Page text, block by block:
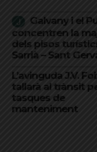
Galvany i el
concentren la
dels pisos
Sarrià – Sant
L’avinguda J.V.
tallarà al trànsit
tasques de
manteniment